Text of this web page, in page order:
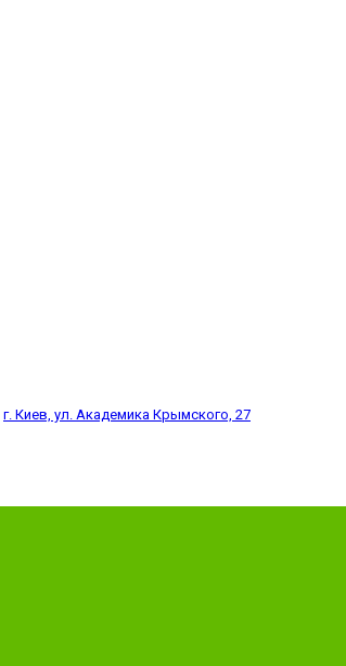
г. Киев, ул. Академика Крымского, 27